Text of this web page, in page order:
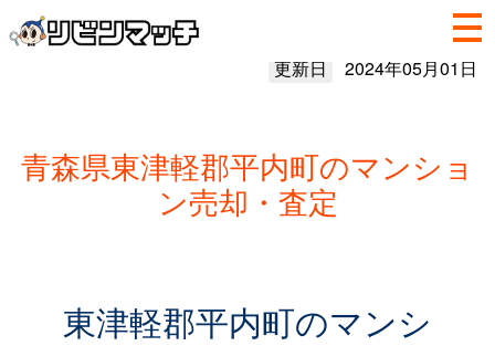
更新日 2024年05月01日
青森県東津軽郡平内町のマンショ
ン売却・査定
東津軽郡平内町のマンシ